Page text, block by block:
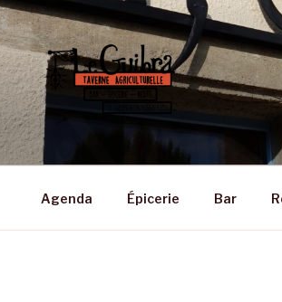
LE GUIBRA
Taverne Agriculturelle • Bar –
Agenda Épicerie Bar